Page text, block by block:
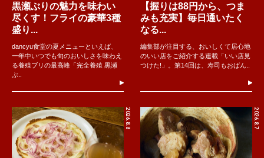
黒瀬ぶりの魅力を味わい
尽くす！フライの豪華3種
盛り...
dancyu食堂の夏メニューといえば、
一年中いつでも旬のおいしさを味わえ
る養殖ブリの最高峰「完全養殖 黒瀬
ぶ..
【握りは88円から、つま
みも充実】毎日通いたく
なる...
編集部が注目する、おいしくて居心地
のいい店をご紹介する連載「いい店見
つけた!」。第14回は、寿司もおばん..
2026.8.8 2026.8.7